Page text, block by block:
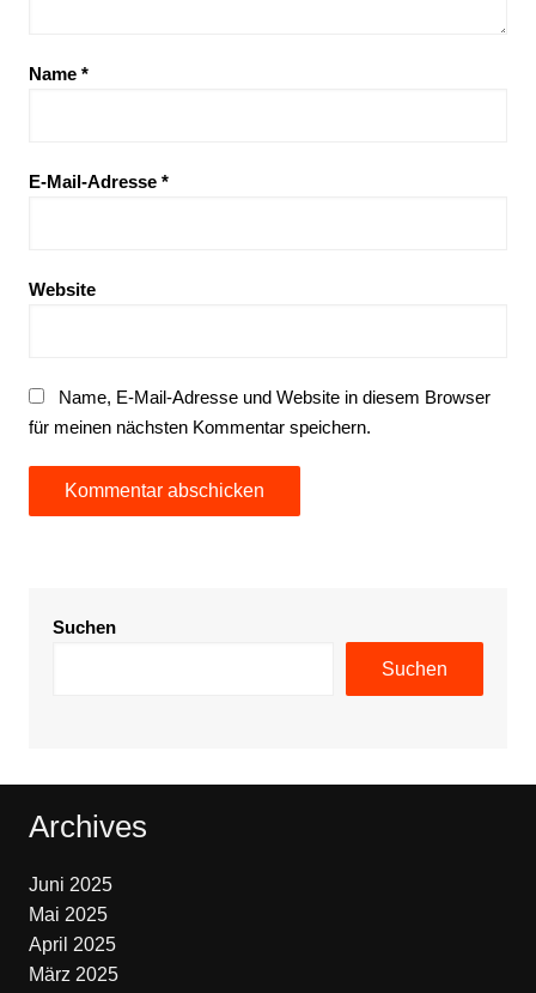
Name *
E-Mail-Adresse *
Website
Name, E-Mail-Adresse und Website in diesem Browser
für meinen nächsten Kommentar speichern.
Suchen
Suchen
Archives
Juni 2025
Mai 2025
April 2025
März 2025